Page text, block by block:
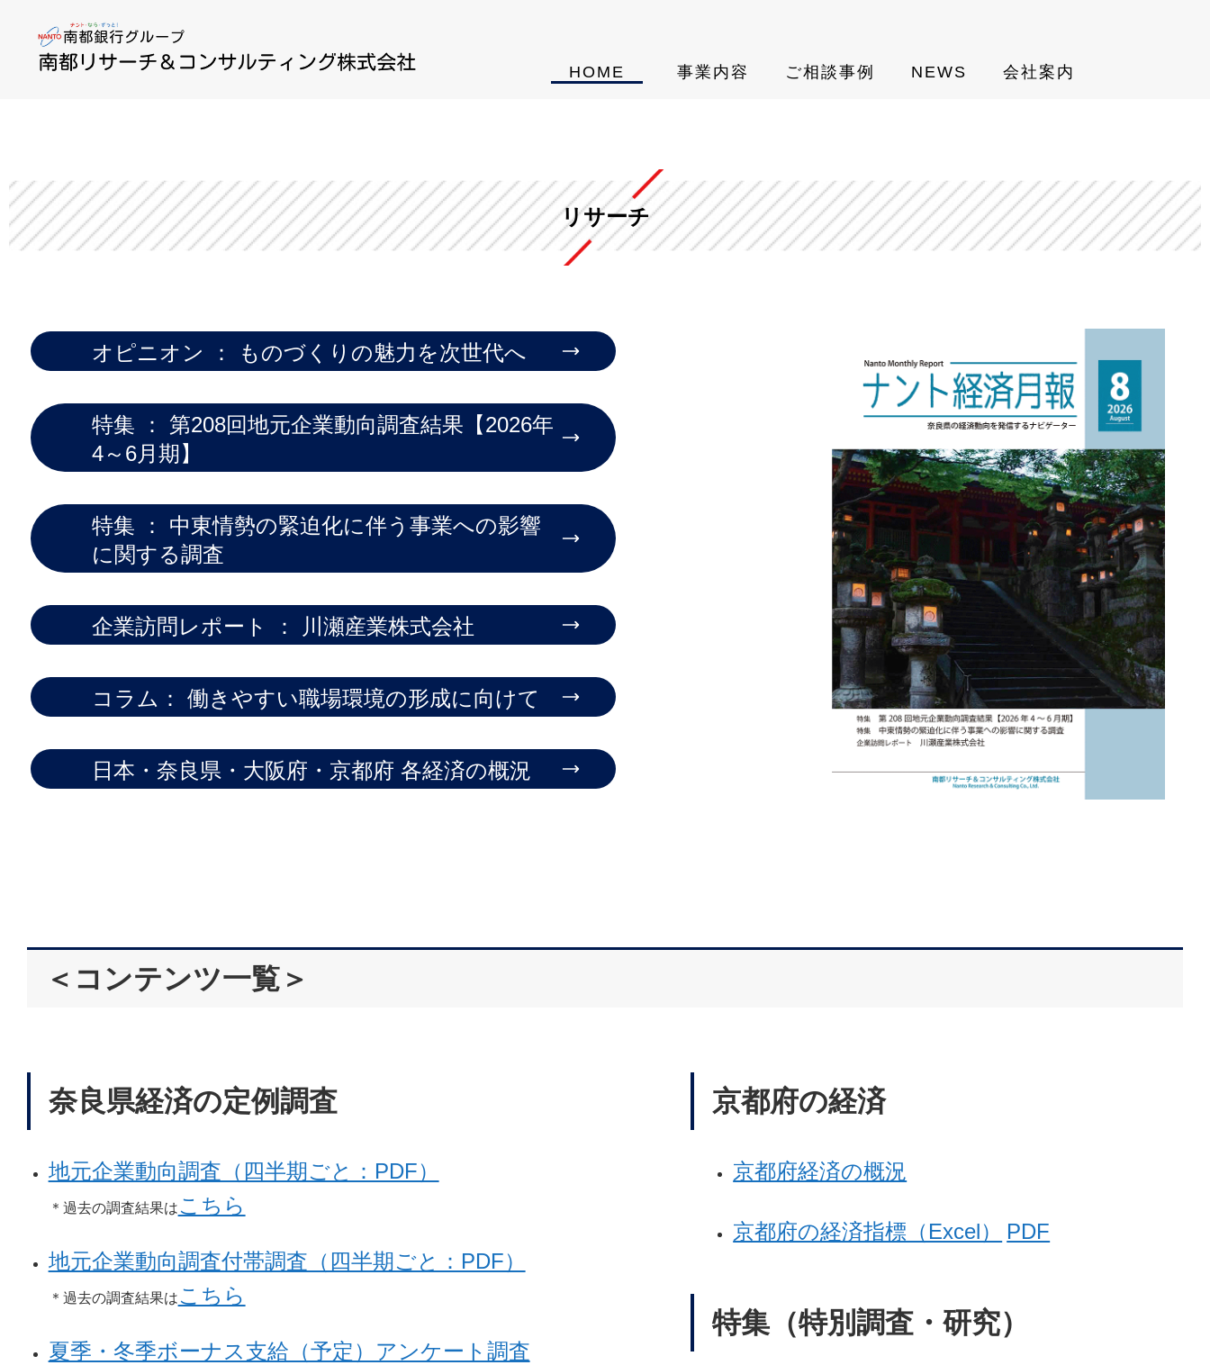
HOME 事業内容 ご相談事例 NEWS 会社案内
リサーチ
オピニオン ： ものづくりの魅力を次世代へ
特集 ： 第208回地元企業動向調査結果【2026年
4～6月期】
特集 ： 中東情勢の緊迫化に伴う事業への影響
に関する調査
企業訪問レポート ： 川瀬産業株式会社
コラム： 働きやすい職場環境の形成に向けて
日本・奈良県・大阪府・京都府 各経済の概況
＜コンテンツ一覧＞
奈良県経済の定例調査
地元企業動向調査（四半期ごと：PDF）
＊過去の調査結果は こちら
地元企業動向調査付帯調査（四半期ごと：PDF）
＊過去の調査結果は こちら
夏季・冬季ボーナス支給（予定）アンケート調査
京都府の経済
京都府経済の概況
京都府の経済指標（Excel） PDF
特集（特別調査・研究）